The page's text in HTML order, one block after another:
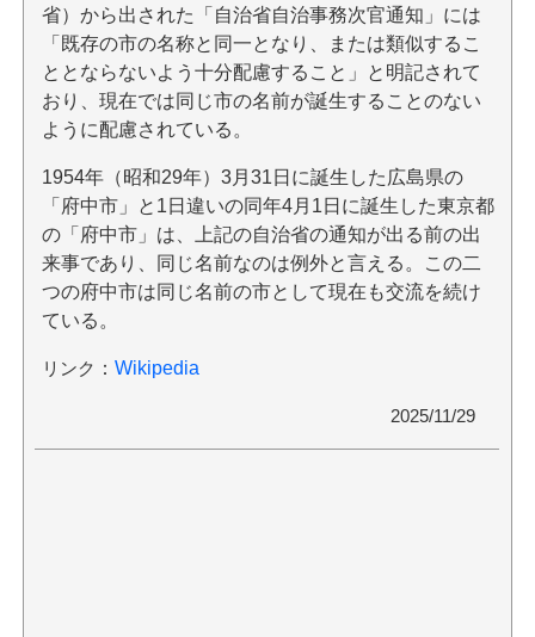
省）から出された「自治省自治事務次官通知」には
「既存の市の名称と同一となり、または類似するこ
ととならないよう十分配慮すること」と明記されて
おり、現在では同じ市の名前が誕生することのない
ように配慮されている。
1954年（昭和29年）3月31日に誕生した広島県の
「府中市」と1日違いの同年4月1日に誕生した東京都
の「府中市」は、上記の自治省の通知が出る前の出
来事であり、同じ名前なのは例外と言える。この二
つの府中市は同じ名前の市として現在も交流を続け
ている。
リンク ： Wikipedia
2025/11/29